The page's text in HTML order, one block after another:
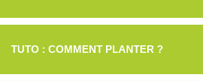
TUTO : COMMENT PLANTER ?